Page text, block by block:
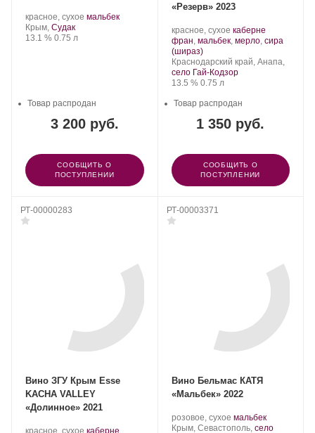
Производитель:
«Винные
подвалы
красное, сухое .мальбек.
Регион:
Крым, Судак
Крепость
13.1 %. Объем
0.75 л
3 200 руб.
Товар распродан
СООБЩИТЬ О
ПОСТУПЛЕНИИ
«Резерв» 2023
Производитель:
Шумринка.
красное, сухое .
Сорт
каберне
фран, мальбек, мерло, сира
(шираз).
Регион:
Краснодарский край, Анапа,
село Гай-Кодзор
Крепость
13.5 %. Объем
0.75 л
1 350 руб.
Товар распродан
СООБЩИТЬ О
ПОСТУПЛЕНИИ
РТ-00000283
Вино ЗГУ Крым Esse
KACHA VALLEY
«Долинное» 2021
Производитель:
красное, сухое .каберне
РТ-00003371
Вино Бельмас КАТЯ
«Мальбек» 2022
Производитель:
Belmas
розовое, сухое .
Сорт
мальбек.
Регион:
Крым, Севастополь, село